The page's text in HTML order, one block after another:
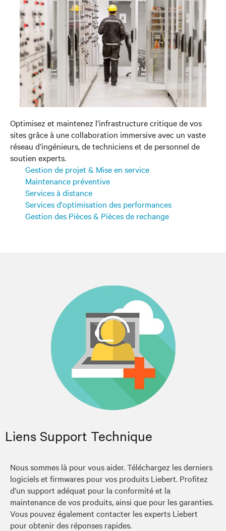
Optimisez et maintenez l’infrastructure critique de vos
sites grâce à une collaboration immersive avec un vaste
réseau d’ingénieurs, de techniciens et de personnel de
soutien experts.
Gestion de projet & Mise en service
Maintenance préventive
Services à distance
Services d'optimisation des performances
Gestion des Pièces & Pièces de rechange
Liens Support Technique
Nous sommes là pour vous aider. Téléchargez les derniers
logiciels et firmwares pour vos produits Liebert. Profitez
d’un support adéquat pour la conformité et la
maintenance de vos produits, ainsi que pour les garanties.
Vous pouvez également contacter les experts Liebert
pour obtenir des réponses rapides.